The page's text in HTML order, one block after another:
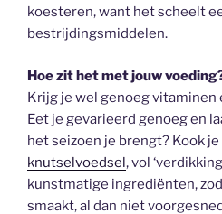
koesteren, want het scheelt
bestrijdingsmiddelen.
Hoe zit het met jouw
Krijg je wel genoeg vitaminen
Eet je gevarieerd genoeg en
het seizoen je brengt? Kook
knutselvoedsel, vol
kunstmatige ingrediënten,
smaakt, al dan niet